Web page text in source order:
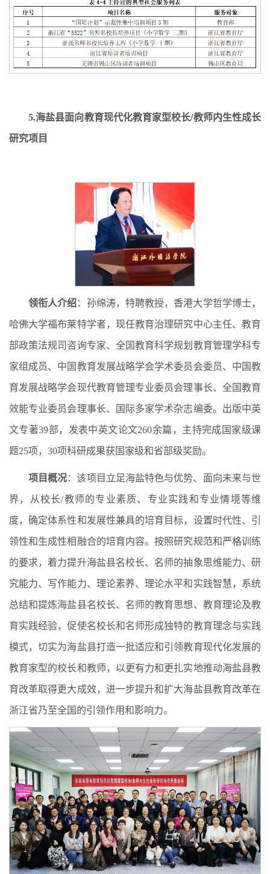
5.海盐县面向教育现代化教育家型校长/教师内生性成长
研究项目
领衔人介绍：孙绵涛，特聘教授，香港大学哲学博士，
哈佛大学福布莱特学者，现任教育治理研究中心主任、教育
部政策法规司咨询专家、全国教育科学规划教育管理学科专
家组成员、中国教育发展战略学会学术委员会委员、中国教
育发展战略学会现代教育管理专业委员会理事长、全国教育
效能专业委员会理事长、国际多家学术杂志编委。出版中英
文专著39部，发表中英文论文260余篇，主持完成国家级课
题25项，30项科研成果获国家级和省部级奖励。
项目概况：该项目立足海盐特色与优势、面向未来与世
界，从校长/教师的专业素质、专业实践和专业情境等维
度，确定体系性和发展性兼具的培育目标，设置时代性、引
领性和生成性相融合的培育内容。按照研究规范和严格训练
的要求，着力提升海盐县名校长、名师的抽象思维能力、研
究能力、写作能力、理论素养、理论水平和实践智慧，系统
总结和提炼海盐县名校长、名师的教育思想、教育理论及教
育实践经验，促使名校长和名师形成独特的教育理念与实践
模式，切实为海盐县打造一批适应和引领教育现代化发展的
教育家型的校长和教师，以更有力和更扎实地推动海盐县教
育改革取得更大成效，进一步提升和扩大海盐县教育改革在
浙江省乃至全国的引领作用和影响力。